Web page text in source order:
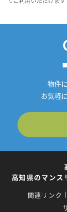
物件
お気軽
高知県のマンス
関連リンク